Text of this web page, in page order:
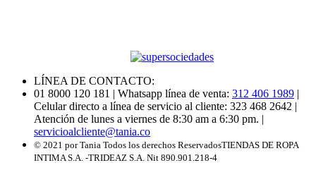
LÍNEA DE CONTACTO:
01 8000 120 181 | Whatsapp línea de venta: 312 406 1989 |
Celular directo a línea de servicio al cliente: 323 468 2642 |
Atención de lunes a viernes de 8:30 am a 6:30 pm. |
servicioalcliente@tania.co
© 2021 por Tania Todos los derechos ReservadosTIENDAS DE ROPA
INTIMA S.A. -TRIDEAZ S.A. Nit 890.901.218-4